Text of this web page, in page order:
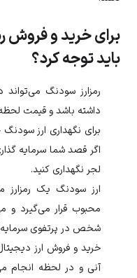
برای خرید و فروش
باید توجه کرد؟
رمزارزسودنگ می‌تواند
داشته باشد و قیمت
برای نگهداری ارزسودنگ
اگر قصد شما سرمایه
لجر نگهداری کنید.
ارز سودنگ یک رمزارز
محبوب قرار می‌گیرد و
شخص در پرتفوی
خرید و فروش ارز
آنی و در لحظه انجام